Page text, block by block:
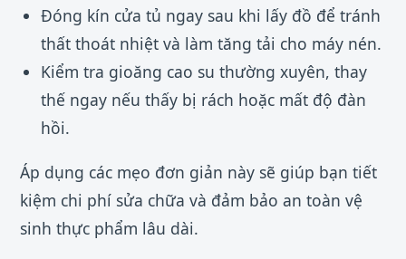
Đóng kín cửa tủ ngay sau khi lấy đồ để tránh
thất thoát nhiệt và làm tăng tải cho máy nén.
Kiểm tra gioăng cao su thường xuyên, thay
thế ngay nếu thấy bị rách hoặc mất độ đàn
hồi.
Áp dụng các mẹo đơn giản này sẽ giúp bạn tiết
kiệm chi phí sửa chữa và đảm bảo an toàn vệ
sinh thực phẩm lâu dài.